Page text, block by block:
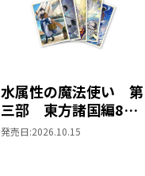
水属性の魔法使い 第
三部 東方諸国編8
同時発売まとめ買いセ
発売日:2026.10.15